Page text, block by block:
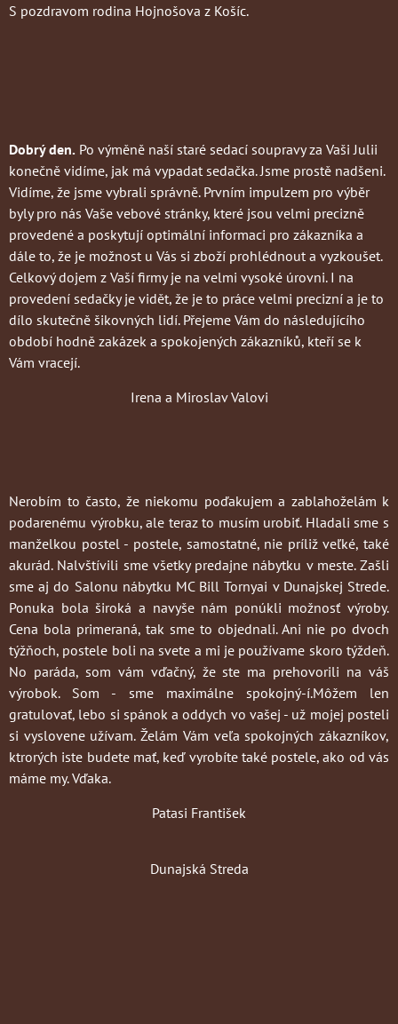
S pozdravom rodina Hojnošova z Košíc.
Dobrý den. Po výměně naší staré sedací soupravy za Vaši Julii
konečně vidíme, jak má vypadat sedačka. Jsme prostě nadšeni.
Vidíme, že jsme vybrali správně. Prvním impulzem pro výběr
byly pro nás Vaše vebové stránky, které jsou velmi precizně
provedené a poskytují optimální informaci pro zákazníka a
dále to, že je možnost u Vás si zboží prohlédnout a vyzkoušet.
Celkový dojem z Vaší firmy je na velmi vysoké úrovni. I na
provedení sedačky je vidět, že je to práce velmi precizní a je to
dílo skutečně šikovných lidí. Přejeme Vám do následujícího
období hodně zakázek a spokojených zákazníků, kteří se k
Vám vracejí.
Irena a Miroslav Valovi
Nerobím to často, že niekomu poďakujem a zablahoželám k
podarenému výrobku, ale teraz to musím urobiť. Hladali sme s
manželkou postel - postele, samostatné, nie príliž veľké, také
akurád. Nalvštívili sme všetky predajne nábytku v meste. Zašli
sme aj do Salonu nábytku MC Bill Tornyai v Dunajskej Strede.
Ponuka bola široká a navyše nám ponúkli možnosť výroby.
Cena bola primeraná, tak sme to objednali. Ani nie po dvoch
týžňoch, postele boli na svete a mi je používame skoro týždeň.
No paráda, som vám vďačný, že ste ma prehovorili na váš
výrobok. Som - sme maximálne spokojný-í.Môžem len
gratulovať, lebo si spánok a oddych vo vašej - už mojej posteli
si vyslovene užívam. Želám Vám veľa spokojných zákazníkov,
ktrorých iste budete mať, keď vyrobíte také postele, ako od vás
máme my. Vďaka.
Patasi František
Dunajská Streda